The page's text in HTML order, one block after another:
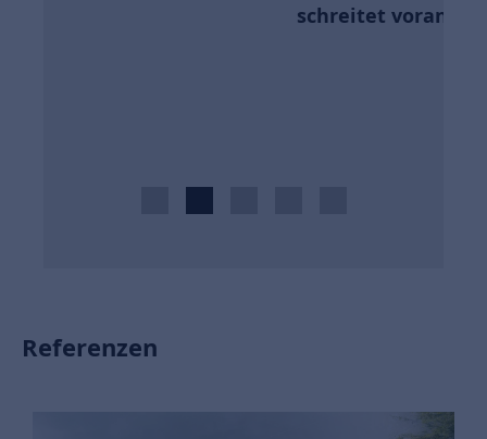
schreitet voran
Referenzen